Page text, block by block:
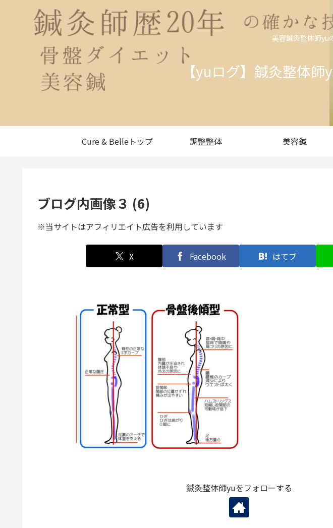
美容鍼灸整体師yu
【yuログ】鍼灸整体師
Cure & Belleトップ 調整整体 美容鍼
ブログ内画像３ (6)
※当サイトはアフィリエイト広告を利用しています
X Facebook はてブ
鍼灸整体師yuをフォローする